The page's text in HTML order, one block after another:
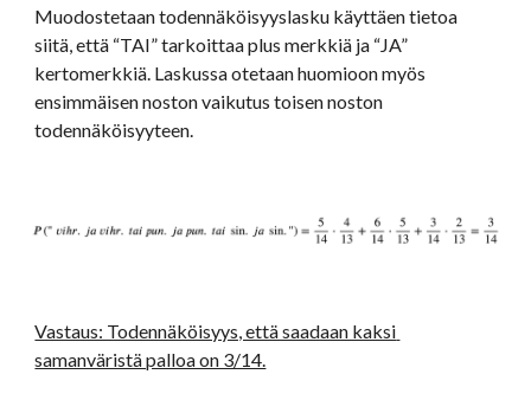
Muodostetaan todennäköisyyslasku käyttäen tietoa
siitä, että “TAI” tarkoittaa plus merkkiä ja “JA”
kertomerkkiä. Laskussa otetaan huomioon myös
ensimmäisen noston vaikutus toisen noston
todennäköisyyteen.
Vastaus: Todennäköisyys, että saadaan kaksi
samanväristä palloa on 3/14.